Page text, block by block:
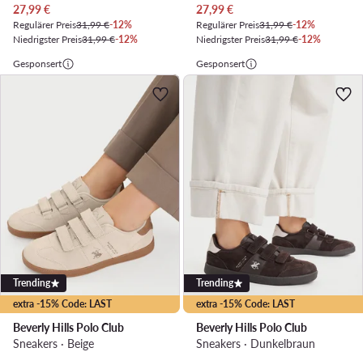
Aktueller Preis
27,99€
Regulärer Preis31,99 €-12%
Niedrigster Preis31,99 €-12%
Aktueller Preis
27,99€
Regulärer Preis31,99 €-12%
Niedrigster Preis31,99 €-12%
Gesponsert
extra -15% Code: LAST
Trending
Beverly Hills Polo Club
Sneakers · Beige
Gesponsert
extra -15% Code: LAST
Trending
Beverly Hills Polo Club
Sneakers · Dunkelbraun